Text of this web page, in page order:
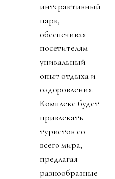
интерактивный
парк,
обеспечивая
посетителям
уникальный
опыт отдыха и
оздоровления.
Комплекс будет
привлекать
туристов со
всего мира,
предлагая
разнообразные